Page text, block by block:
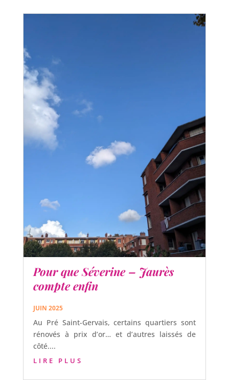
Pour que Séverine – Jaurès
compte enfin
JUIN 2025
Au Pré Saint-Gervais, certains quartiers sont
rénovés à prix d’or… et d’autres laissés de
côté....
LIRE PLUS